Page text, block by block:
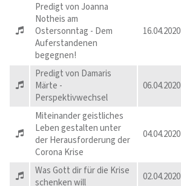
Predigt von Joanna
Notheis am
Ostersonntag - Dem
Auferstandenen
begegnen!
16.04.2020
Predigt von Damaris
Märte -
Perspektivwechsel
06.04.2020
Miteinander geistliches
Leben gestalten unter
der Herausforderung der
Corona Krise
04.04.2020
Was Gott dir für die Krise
schenken will
02.04.2020